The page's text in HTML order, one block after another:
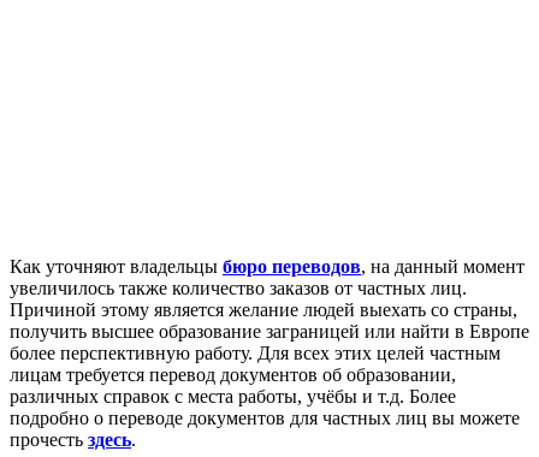
Как уточняют владельцы бюро переводов, на данный момент
увеличилось также количество заказов от частных лиц.
Причиной этому является желание людей выехать со страны,
получить высшее образование заграницей или найти в Европе
более перспективную работу. Для всех этих целей частным
лицам требуется перевод документов об образовании,
различных справок с места работы, учёбы и т.д. Более
подробно о переводе документов для частных лиц вы можете
прочесть здесь.